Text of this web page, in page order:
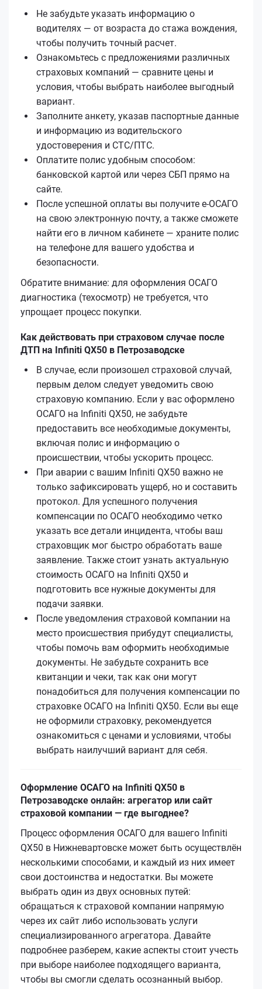
Не забудьте указать информацию о
водителях — от возраста до стажа вождения,
чтобы получить точный расчет.
Ознакомьтесь с предложениями различных
страховых компаний — сравните цены и
условия, чтобы выбрать наиболее выгодный
вариант.
Заполните анкету, указав паспортные данные
и информацию из водительского
удостоверения и СТС/ПТС.
Оплатите полис удобным способом:
банковской картой или через СБП прямо на
сайте.
После успешной оплаты вы получите е‑ОСАГО
на свою электронную почту, а также сможете
найти его в личном кабинете — храните полис
на телефоне для вашего удобства и
безопасности.
Обратите внимание: для оформления ОСАГО
диагностика (техосмотр) не требуется, что
упрощает процесс покупки.
Как действовать при страховом случае после
ДТП на Infiniti QX50 в Петрозаводске
В случае, если произошел страховой случай,
первым делом следует уведомить свою
страховую компанию. Если у вас оформлено
ОСАГО на Infiniti QX50, не забудьте
предоставить все необходимые документы,
включая полис и информацию о
происшествии, чтобы ускорить процесс.
При аварии с вашим Infiniti QX50 важно не
только зафиксировать ущерб, но и составить
протокол. Для успешного получения
компенсации по ОСАГО необходимо четко
указать все детали инцидента, чтобы ваш
страховщик мог быстро обработать ваше
заявление. Также стоит узнать актуальную
стоимость ОСАГО на Infiniti QX50 и
подготовить все нужные документы для
подачи заявки.
После уведомления страховой компании на
место происшествия прибудут специалисты,
чтобы помочь вам оформить необходимые
документы. Не забудьте сохранить все
квитанции и чеки, так как они могут
понадобиться для получения компенсации по
страховке ОСАГО на Infiniti QX50. Если вы еще
не оформили страховку, рекомендуется
ознакомиться с ценами и условиями, чтобы
выбрать наилучший вариант для себя.
Оформление ОСАГО на Infiniti QX50 в
Петрозаводске онлайн: агрегатор или сайт
страховой компании — где выгоднее?
Процесс оформления ОСАГО для вашего Infiniti
QX50 в Нижневартовске может быть осуществлён
несколькими способами, и каждый из них имеет
свои достоинства и недостатки. Вы можете
выбрать один из двух основных путей:
обращаться к страховой компании напрямую
через их сайт либо использовать услуги
специализированного агрегатора. Давайте
подробнее разберем, какие аспекты стоит учесть
при выборе наиболее подходящего варианта,
чтобы вы смогли сделать осознанный выбор.